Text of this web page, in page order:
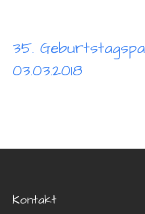
35.
03.03.2018
Kontakt